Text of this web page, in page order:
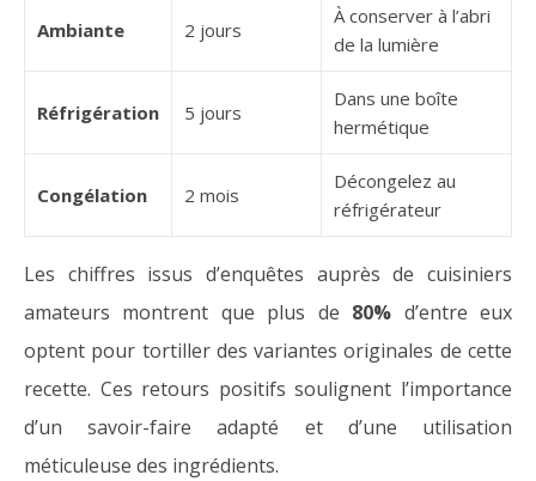
Ambiante 2 jours
À conserver à l’abri
de la lumière
Réfrigération 5 jours
Dans une boîte
hermétique
Congélation 2 mois
Décongelez au
réfrigérateur
Les chiffres issus d’enquêtes auprès de cuisiniers
amateurs montrent que plus de 80% d’entre eux
optent pour tortiller des variantes originales de cette
recette. Ces retours positifs soulignent l’importance
d’un savoir-faire adapté et d’une utilisation
méticuleuse des ingrédients.